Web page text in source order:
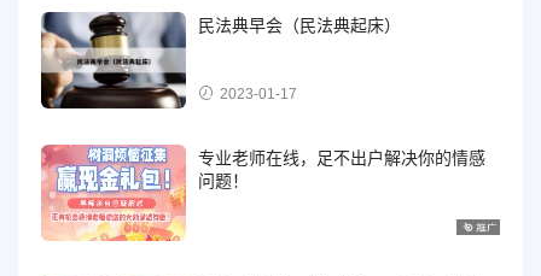
民法典早会（民法典起床）
2023-01-17
专业老师在线，足不出户解决你的情感
问题！